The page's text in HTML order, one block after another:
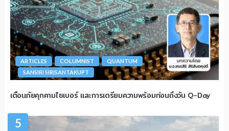
ARTICLES COLUMNIST
QUANTUM
SANSIRI SIRISANTAKUPT
เตือนภัยคุกคามไซเบอร์ และการเตรียมความพร้อมก่อนถึงวัน Q-Day
5